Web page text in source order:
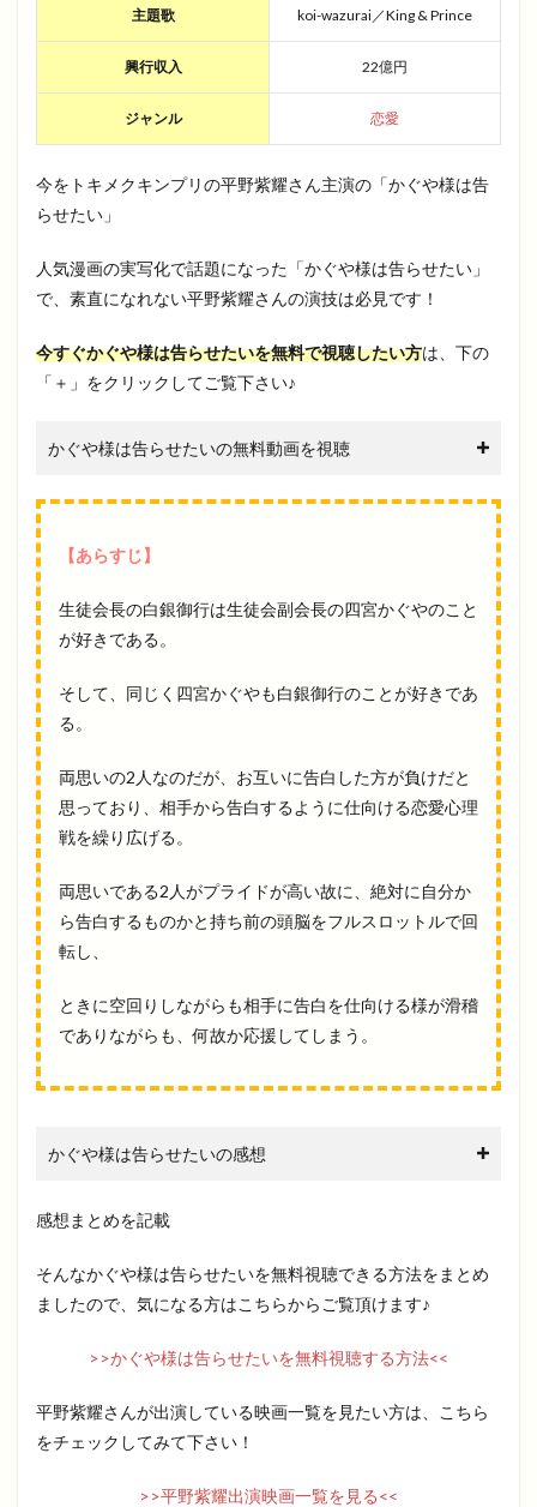
主題歌 koi-wazurai／King & Prince
興行収入 22億円
ジャンル 恋愛
今をトキメクキンプリの平野紫耀さん主演の「かぐや様は告
らせたい」
人気漫画の実写化で話題になった「かぐや様は告らせたい」
で、素直になれない平野紫耀さんの演技は必見です！
今すぐかぐや様は告らせたいを無料で視聴したい方は、下の
「＋」をクリックしてご覧下さい♪
かぐや様は告らせたいの無料動画を視聴
【あらすじ】
生徒会長の白銀御行は生徒会副会長の四宮かぐやのこと
が好きである。
そして、同じく四宮かぐやも白銀御行のことが好きであ
る。
両思いの2人なのだが、お互いに告白した方が負けだと
思っており、相手から告白するように仕向ける恋愛心理
戦を繰り広げる。
両思いである2人がプライドが高い故に、絶対に自分か
ら告白するものかと持ち前の頭脳をフルスロットルで回
転し、
ときに空回りしながらも相手に告白を仕向ける様が滑稽
でありながらも、何故か応援してしまう。
かぐや様は告らせたいの感想
感想まとめを記載
そんなかぐや様は告らせたいを無料視聴できる方法をまとめ
ましたので、気になる方はこちらからご覧頂けます♪
>>かぐや様は告らせたいを無料視聴する方法<<
平野紫耀さんが出演している映画一覧を見たい方は、こちら
をチェックしてみて下さい！
>>平野紫耀出演映画一覧を見る<<